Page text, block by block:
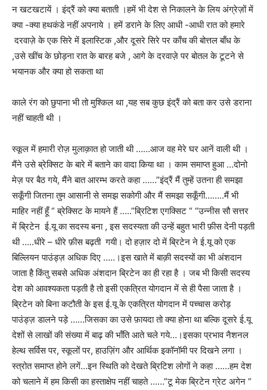
न खटखटायें । इंद्रैं को क्या बताती ।हमें भी देश से निकालने के लिय अंग्रेज़ों में
क्या -क्या हथकंडे नहीं अपनाये । हमें डराने के लिए आधी -आधी रात को हमारे
दरवाज़े के एक सिरे में इलास्टिक ,और दूसरे सिरे पर काँच की बोत्तल बाँध के
,उसे खींच के छोड़ना रात के बारह बजे , आगे के दरवाज़े पर बोतल के टूटने से
भयानक और क्या हो सकता था
काले रंग को छुपाना भी तो मुश्किल था ,यह सब कुछ इंद्रैं को बता कर उसे डराना
नहीं चाहती थी ।
स्कूल में हमारी रोज़ मुलाक़ात हो जाती थी ……आज वह मेरे घर आनें वाली थी ।
मैंने उसे ब्रेक्सिट के बारे में बताने का वादा किया था । काम समाप्त हुआ …दोनो
मेज़ पर बैठ गये, मैंने बात आरम्भ करते कहा ……”इंद्रैं मैं तुम्हें उतना ही समझा
सकूँगी जितना तुम आसानी से समझ सकोगी और मैं समझा सकूँगी……..मैं भी
माहिर नहीं हूँ “ ब्रेक्सिट के मायने हैं …..”ब्रिटिश एगक्सिट “ “उन्नीस सौ सत्तर
में ब्रिटेन ई.यू का सदस्य बना , इस सदस्यता की उन्हें बहुत भारी फ़ीस देनी पड़ती
थी …..धीरे – धीरे फ़ीस बढ़ती गयी। दो हज़ार दो में ब्रिटेन ने ई.यू को एक
बिल्लियन पाउंड्ज़ अधिक दिए …..।इस खाते में बाक़ी सदस्यों का भी अंशदान
जाता है किंतु सबसे अधिक अंशदान ब्रिटेन का ही रहा है । जब भी किसी सदस्य
देश को आवश्यकता पड़ती है तो इसी एकत्रित योगदान में से ही पैसा जाता है ।
ब्रिटेन को बिना कटौती के इस ई.यू के एकत्रित योगदान में पच्चास करोड़
पाउंड्ज़ डालने पड़े ……जिसका का उसे फ़ायदा तो क्या होना था बल्कि दूसरे ई.यू
देशों से लाखों की संख्या में बाढ़ की भाँति आते चले गये…।इसका प्रभाव नैशनल
हेल्थ सर्विस पर, स्कूलों पर, हाउज़िंग और आर्थिक इकॉनॉमी पर दिखने लगा ।
स्त्रोत समाप्त होने लगें…इन स्थिति को देखते ब्रिटिश लोगों ने कहा ……हम देश
को चलाने में हम किसी का हस्ताक्षेप नहीं चाहते ……”टू मेक ब्रिटेन ग्रेट अगेन “